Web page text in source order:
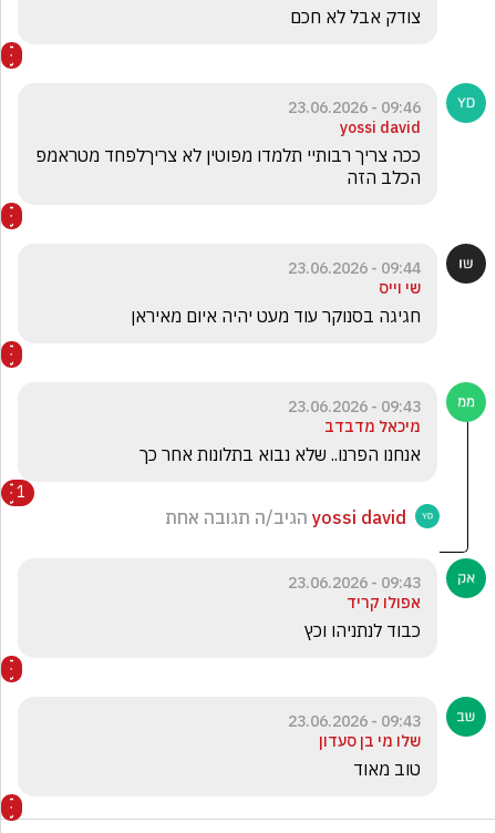
צודק אבל לא חכם
09:46 - 23.06.2026
yossi david
הכלב הזה
09:44 - 23.06.2026
שי וייס
חגיגה בסנוקר עוד מעט יהיה איום מאיראן
09:43 - 23.06.2026
מיכאל מדבדב
אנחנו הפרנו.. שלא נבוא בתלונות אחר כך
1
yossi david הגיב/ה תגובה אחת
09:43 - 23.06.2026
אפולו קריד
כבוד לנתניהו וכץ
09:43 - 23.06.2026
שלו מי בן סעדון
טוב מאוד